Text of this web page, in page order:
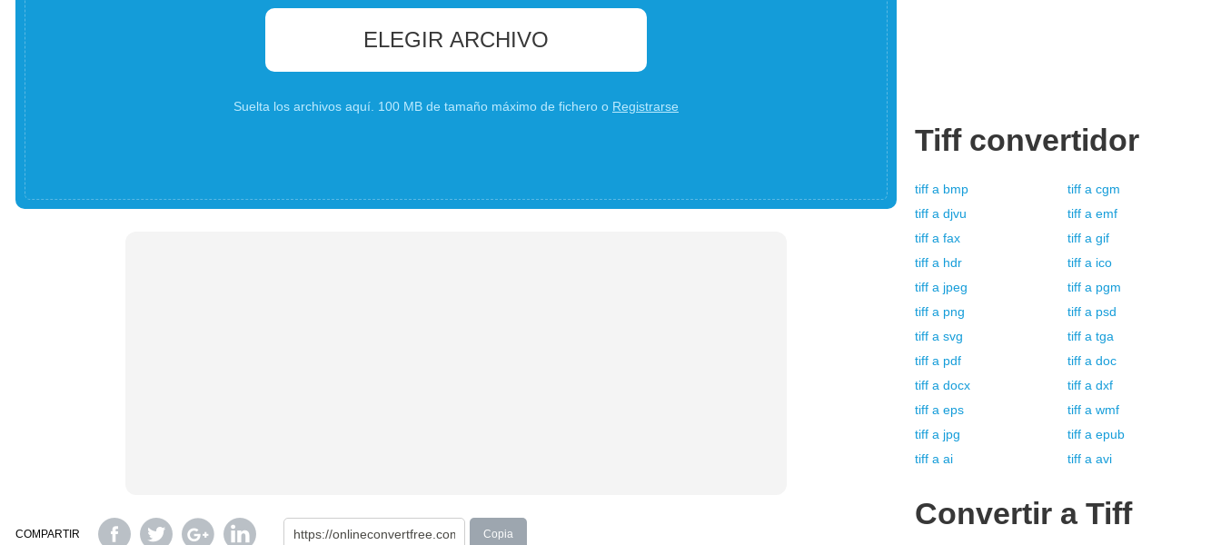
ELEGIR ARCHIVO
Suelta los archivos aquí. 100 MB de tamaño máximo de fichero o Registrarse
COMPARTIR Copia
Tiff convertidor
tiff a bmp tiff a cgm
tiff a djvu tiff a emf
tiff a fax tiff a gif
tiff a hdr tiff a ico
tiff a jpeg tiff a pgm
tiff a png tiff a psd
tiff a svg tiff a tga
tiff a pdf tiff a doc
tiff a docx tiff a dxf
tiff a eps tiff a wmf
tiff a jpg tiff a epub
tiff a ai tiff a avi
Convertir a Tiff